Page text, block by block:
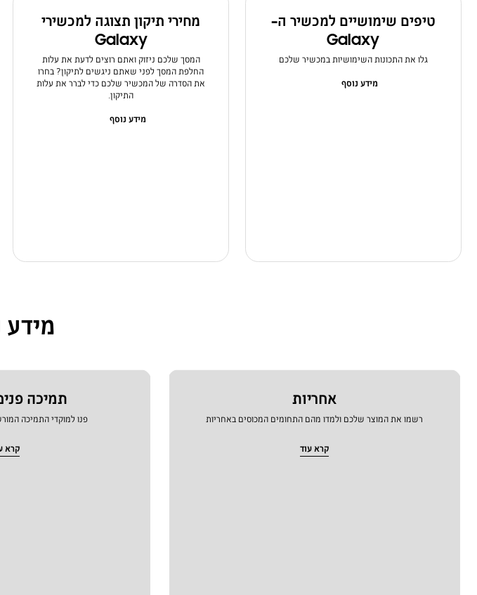
טיפים שימושיים למכשיר ה-
Galaxy
גלו את התכונות השימושיות במכשיר שלכם
מידע נוסף
מחירי תיקון תצוגה למכשירי
Galaxy
המסך שלכם ניזוק ואתם רוצים לדעת את עלות
החלפת המסך לפני שאתם ניגשים לתיקון? בחרו
את הסדרה של המכשיר שלכם כדי לברר את עלות
התיקון.
מידע נוסף
מידע
אחריות
רשמו את המוצר שלכם ולמדו מהם התחומים המכוסים באחריות
קרא עוד
תמיכה
פנו למוקדי התמיכה
קרא